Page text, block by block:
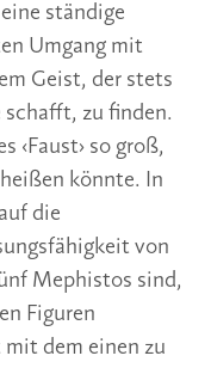
ständige
Umgang mit
Geist, der stets
schafft, zu finden.
‹Faust› so groß,
könnte. In
die
von
Mephistos sind,
Figuren
dem einen zu